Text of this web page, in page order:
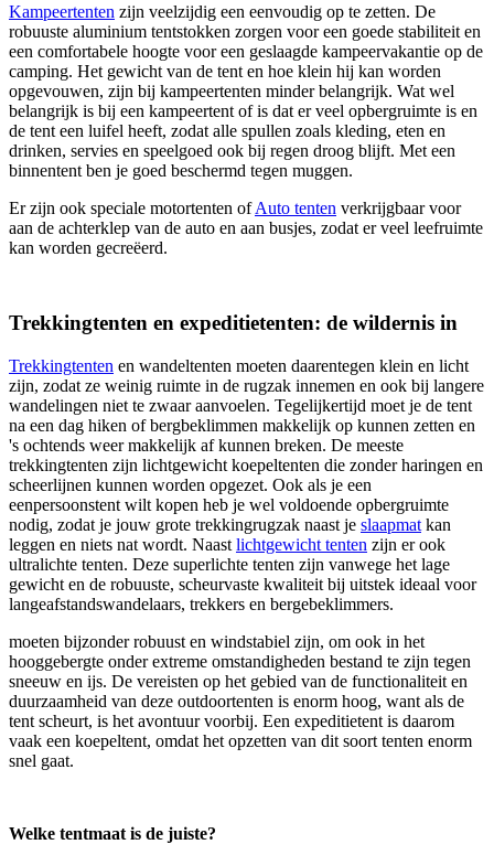
Kampeertenten zijn veelzijdig een eenvoudig op te zetten. De
robuuste aluminium tentstokken zorgen voor een goede stabiliteit en
een comfortabele hoogte voor een geslaagde kampeervakantie op de
camping. Het gewicht van de tent en hoe klein hij kan worden
opgevouwen, zijn bij kampeertenten minder belangrijk. Wat wel
belangrijk is bij een kampeertent of is dat er veel opbergruimte is en
de tent een luifel heeft, zodat alle spullen zoals kleding, eten en
drinken, servies en speelgoed ook bij regen droog blijft. Met een
binnentent ben je goed beschermd tegen muggen.
Er zijn ook speciale motortenten ofAuto tenten verkrijgbaar voor
aan de achterklep van de auto en aan busjes, zodat er veel leefruimte
kan worden gecreëerd.
Trekkingtenten en expeditietenten: de wildernis in
Trekkingtenten en wandeltenten moeten daarentegen klein en licht
zijn, zodat ze weinig ruimte in de rugzak innemen en ook bij langere
wandelingen niet te zwaar aanvoelen. Tegelijkertijd moet je de tent
na een dag hiken of bergbeklimmen makkelijk op kunnen zetten en
's ochtends weer makkelijk af kunnen breken. De meeste
trekkingtenten zijn lichtgewicht koepeltenten die zonder haringen en
scheerlijnen kunnen worden opgezet. Ook als je een
eenpersoonstent wilt kopen heb je wel voldoende opbergruimte
nodig, zodat je jouw grote trekkingrugzak naast je slaapmat kan
leggen en niets nat wordt. Naast lichtgewicht tenten zijn er ook
ultralichte tenten. Deze superlichte tenten zijn vanwege het lage
gewicht en de robuuste, scheurvaste kwaliteit bij uitstek ideaal voor
langeafstandswandelaars, trekkers en bergebeklimmers.
moeten bijzonder robuust en windstabiel zijn, om ook in het
hooggebergte onder extreme omstandigheden bestand te zijn tegen
sneeuw en ijs. De vereisten op het gebied van de functionaliteit en
duurzaamheid van deze outdoortenten is enorm hoog, want als de
tent scheurt, is het avontuur voorbij. Een expeditietent is daarom
vaak een koepeltent, omdat het opzetten van dit soort tenten enorm
snel gaat.
Welke tentmaat is de juiste?